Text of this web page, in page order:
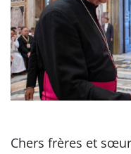
Chers frères et